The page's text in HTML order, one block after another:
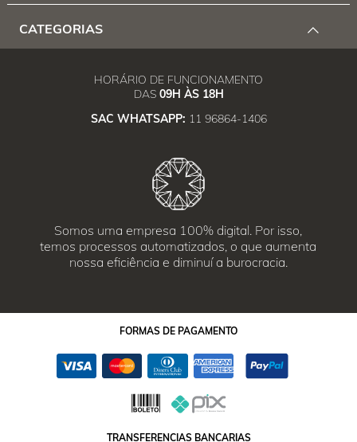
CATEGORIAS
HORÁRIO DE FUNCIONAMENTO
DAS 09H ÀS 18H
SAC WHATSAPP: 11 96864-1406
Somos uma empresa 100% digital. Por isso,
temos processos automatizados, o que aumenta
nossa eficiência e diminuí a burocracia.
FORMAS DE PAGAMENTO
TRANSFERENCIAS BANCARIAS